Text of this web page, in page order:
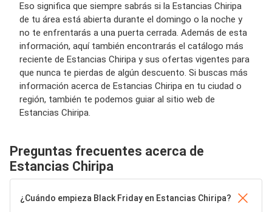
Eso significa que siempre sabrás si la Estancias Chiripa
de tu área está abierta durante el domingo o la noche y
no te enfrentarás a una puerta cerrada. Además de esta
información, aquí también encontrarás el catálogo más
reciente de Estancias Chiripa y sus ofertas vigentes para
que nunca te pierdas de algún descuento. Si buscas más
información acerca de Estancias Chiripa en tu ciudad o
región, también te podemos guiar al sitio web de
Estancias Chiripa.
Preguntas frecuentes acerca de
Estancias Chiripa
¿Cuándo empieza Black Friday en Estancias Chiripa?